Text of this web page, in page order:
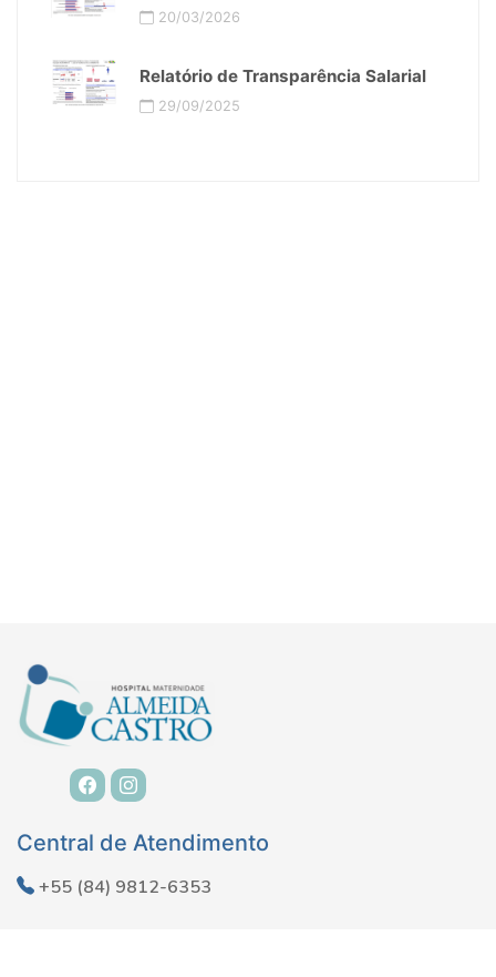
20/03/2026
Relatório de Transparência Salarial
29/09/2025
Central de Atendimento
+55 (84) 9812-6353